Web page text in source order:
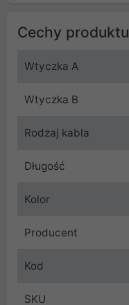
Cechy produktu
Wtyczka A
Wtyczka B
Rodzaj kabla
Długość
Kolor
Producent
Kod
SKU